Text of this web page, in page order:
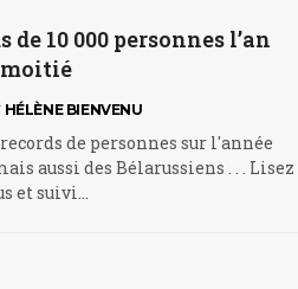
10 000 personnes l’an
HÉLÈNE BIENVENU
de personnes sur l'année
aussi des Bélarussiens . . . Lisez
et suivi…